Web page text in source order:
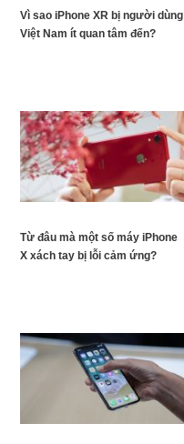
Vì sao iPhone XR bị người dùng
Việt Nam ít quan tâm đến?
Từ đâu mà một số máy iPhone
X xách tay bị lỗi cảm ứng?